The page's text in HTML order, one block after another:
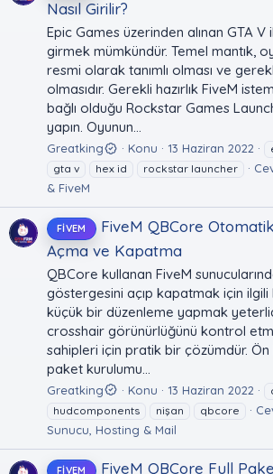
Nasıl Girilir?
Epic Games üzerinden alınan GTA V
girmek mümkündür. Temel mantık,
resmi olarak tanımlı olması ve
olmasıdır. Gerekli hazırlık FiveM
bağlı olduğu Rockstar Games
yapın. Oyunun...
Greatking Konu 13 Haziran 2022
gta v
hex id rockstar launcher
& FiveM
FIVEM
FiveM QBCore
Açma ve Kapatma
QBCore kullanan FiveM
göstergesini açıp kapatmak için ilgili
küçük bir düzenleme yapmak
crosshair görünürlüğünü kontrol
sahipleri için pratik bir çözümdür.
paket kurulumu...
Greatking Konu 13 Haziran 2022
hudcomponents
nişan qbcore
Sunucu, Hosting & Mail
FIVEM
FiveM QBCore Full